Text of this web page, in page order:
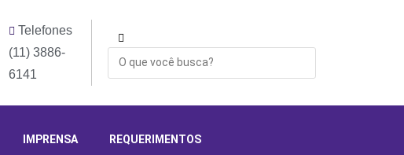
Telefones
(11) 3886-
6141
IMPRENSA REQUERIMENTOS